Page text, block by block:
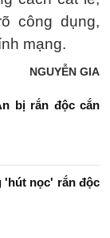
công dụng,
mạng.
NGUYỄN GIA
bị rắn độc cắn
'hút nọc' rắn độc